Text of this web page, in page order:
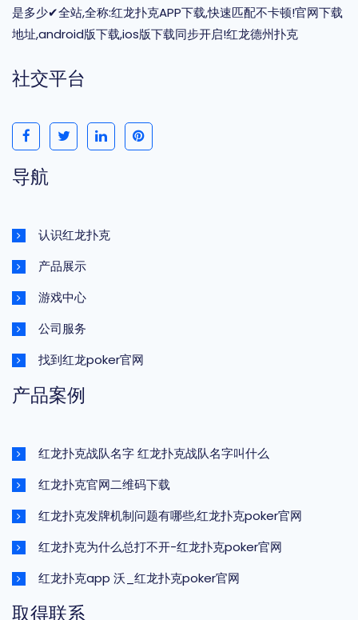
是多少✔全站,全称:红龙扑克APP下载,快速匹配不卡顿!官网下载
地址,android版下载,ios版下载同步开启!红龙德州扑克
社交平台
导航
认识红龙扑克
产品展示
游戏中心
公司服务
找到红龙poker官网
产品案例
红龙扑克战队名字 红龙扑克战队名字叫什么
红龙扑克官网二维码下载
红龙扑克发牌机制问题有哪些,红龙扑克poker官网
红龙扑克为什么总打不开-红龙扑克poker官网
红龙扑克app 沃_红龙扑克poker官网
取得联系